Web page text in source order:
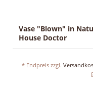
Vase "Blown" in
House Doctor
* Endpreis zzgl.